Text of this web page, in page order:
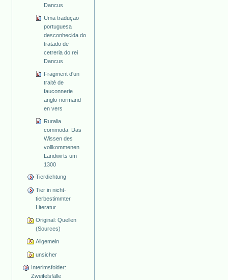
Dancus
Uma traduçao
portuguesa
desconhecida do
tratado de
cetreria do rei
Dancus
Fragment d'un
traité de
fauconnerie
anglo-normand
en vers
Ruralia
commoda. Das
Wissen des
vollkommenen
Landwirts um
1300
Tierdichtung
Tier in nicht-
tierbestimmter
Literatur
Original: Quellen
(Sources)
Allgemein
unsicher
Interimsfolder:
Zweifelsfälle